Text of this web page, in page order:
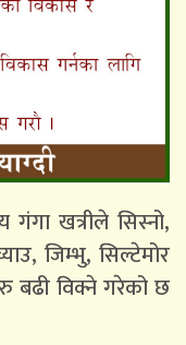
गंगा खत्रीले सिस्नो,
जिम्भु, सिल्टेमोर
बढी विक्ने गरेको छ